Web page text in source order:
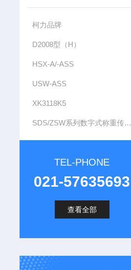
柯力品牌
D2008型（H）
HSX-A/-ASS
USW-ASS
XK3118K5
SDS/ZSW系列数字式称重传感器
TEL-PHONE
021-57635693
查看全部